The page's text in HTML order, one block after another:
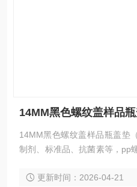
14MM黑色螺纹盖样品瓶
14MM黑色螺纹盖样品瓶盖垫
制剂、标准品、抗菌素等，pp
FE/丁基橡胶垫片$n用于药物
更新时间：2026-04-21